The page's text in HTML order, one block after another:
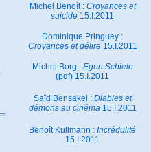
Michel Benoît : Croyances et
suicide 15.I.2011
Dominique Pringuey :
Croyances et délire15.I.2011
Michel Borg : Egon Schiele
(pdf) 15.I.2011
Saïd Bensakel : Diables et
démons au cinéma 15.I.2011
Benoît Kullmann : Incrédulité
15.I.2011